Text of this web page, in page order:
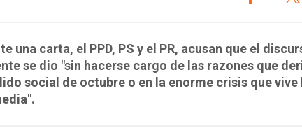
una carta, el PPD, PS y el PR, acusan que el
se dio "sin hacerse cargo de las razones que
social de octubre o en la enorme crisis que vive